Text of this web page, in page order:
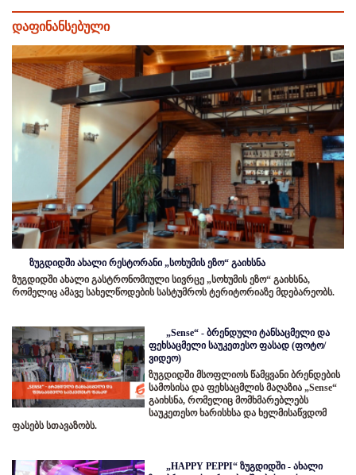
დაფინანსებული
ზუგდიდში ახალი რესტორანი „სოხუმის ეზო“ გაიხსნა
ზუგდიდში ახალი გასტრონომიული სივრცე „სოხუმის ეზო“ გაიხსნა,
რომელიც ამავე სახელწოდების სასტუმროს ტერიტორიაზე მდებარეობს.
„Sense“ - ბრენდული ტანსაცმელი და
ფეხსაცმელი საუკეთესო ფასად (ფოტო/
ვიდეო)
ზუგდიდში მსოფლიოს წამყვანი ბრენდების
სამოსისა და ფეხსაცმლის მაღაზია „Sense“
გაიხსნა, რომელიც მომხმარებლებს
საუკეთესო ხარისხსა და ხელმისაწვდომ
ფასებს სთავაზობს.
„HAPPY PEPPI“ ზუგდიდში - ახალი